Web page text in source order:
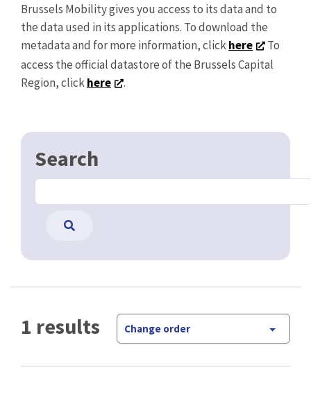
Brussels Mobility gives you access to its data and to
the data used in its applications. To download the
metadata and for more information, clickhere
To
access the official datastore of the Brussels Capital
Region, clickhere .
Search
1 results Change order